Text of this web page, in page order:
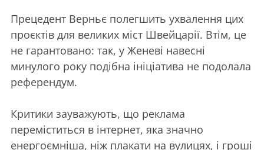
Прецедент Верньє полегшить ухвалення цих
проєктів для великих міст Швейцарії. Втім, це
не гарантовано: так, у Женеві навесні
минулого року подібна ініціатива не подолала
референдум.
Критики зауважують, що реклама
переміститься в інтернет, яка значно
енергоємніша, ніж плакати на вулицях, і гроші